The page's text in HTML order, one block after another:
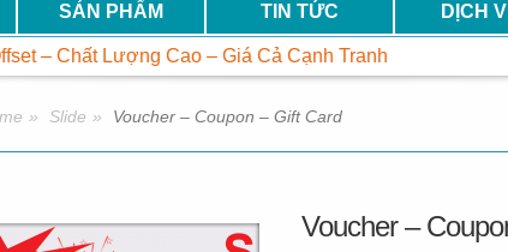
SẢN PHẨM TIN TỨC DỊCH
Lượng Cao – Giá Cả Cạnh Tranh
»
» Slide Voucher – Coupon – Gift Card
Voucher –